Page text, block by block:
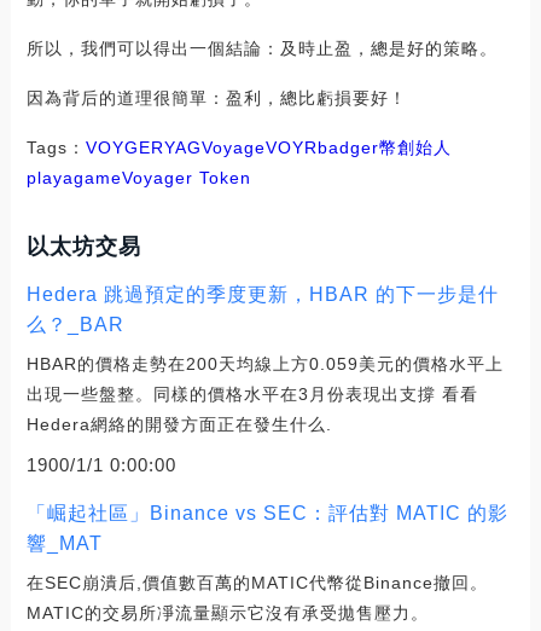
所以，我們可以得出一個結論：及時止盈，總是好的策略。
因為背后的道理很簡單：盈利，總比虧損要好！
Tags： VOYGERYAGVoyageVOYRbadger幣創始人
playagameVoyager Token
以太坊交易
Hedera 跳過預定的季度更新，HBAR 的下一步是什
么？_BAR
HBAR的價格走勢在200天均線上方0.059美元的價格水平上
出現一些盤整。同樣的價格水平在3月份表現出支撐 看看
Hedera網絡的開發方面正在發生什么.
1900/1/1 0:00:00
「崛起社區」Binance vs SEC：評估對 MATIC 的影
響_MAT
在SEC崩潰后,價值數百萬的MATIC代幣從Binance撤回。
MATIC的交易所凈流量顯示它沒有承受拋售壓力。